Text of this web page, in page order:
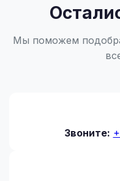
Мы поможем
Звоните: